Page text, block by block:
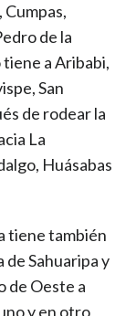
de la
a Aribabi,
San
de rodear la
La
Huásabas
tiene también
de Sahuaripa y
de Oeste a
y en otro